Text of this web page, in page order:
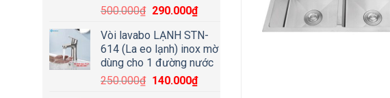
500.000₫ 290.000₫
Vòi lavabo LẠNH STN-
614 (La eo lạnh) inox mờ
dùng cho 1 đường nước
250.000₫ 140.000₫